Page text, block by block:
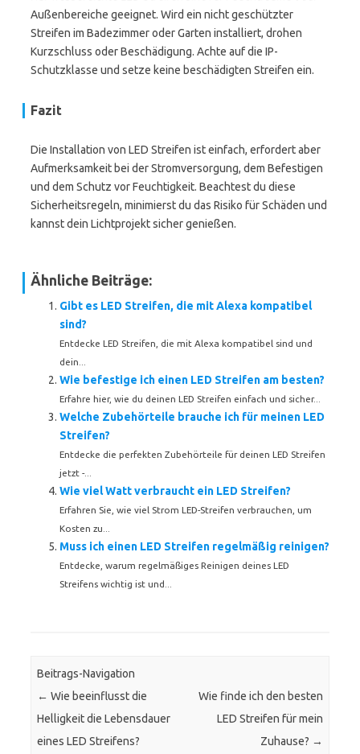
Außenbereiche geeignet. Wird ein nicht geschützter
Streifen im Badezimmer oder Garten installiert, drohen
Kurzschluss oder Beschädigung. Achte auf die IP-
Schutzklasse und setze keine beschädigten Streifen ein.
Fazit
Die Installation von LED Streifen ist einfach, erfordert aber
Aufmerksamkeit bei der Stromversorgung, dem Befestigen
und dem Schutz vor Feuchtigkeit. Beachtest du diese
Sicherheitsregeln, minimierst du das Risiko für Schäden und
kannst dein Lichtprojekt sicher genießen.
Ähnliche Beiträge:
Gibt es LED Streifen, die mit Alexa kompatibel
sind?
Entdecke LED Streifen, die mit Alexa kompatibel sind und
dein...
Wie befestige ich einen LED Streifen am besten?
Erfahre hier, wie du deinen LED Streifen einfach und sicher...
Welche Zubehörteile brauche ich für meinen LED
Streifen?
Entdecke die perfekten Zubehörteile für deinen LED Streifen
jetzt -...
Wie viel Watt verbraucht ein LED Streifen?
Erfahren Sie, wie viel Strom LED-Streifen verbrauchen, um
Kosten zu...
Muss ich einen LED Streifen regelmäßig reinigen?
Entdecke, warum regelmäßiges Reinigen deines LED
Streifens wichtig ist und...
Beitrags-Navigation
← Wie beeinflusst die
Helligkeit die Lebensdauer
eines LED Streifens?
Wie finde ich den besten
LED Streifen für mein
Zuhause? →